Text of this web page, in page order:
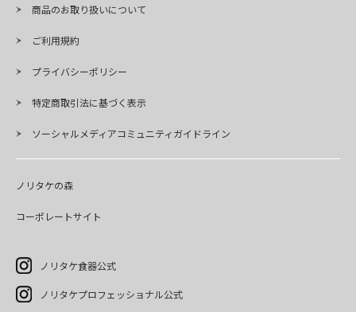
商品のお取り扱いについて
ご利用規約
プライバシーポリシー
特定商取引法に基づく表示
ソーシャルメディアコミュニティガイドライン
ノリタケの森
コーポレートサイト
ノリタケ食器公式
ノリタケプロフェッショナル公式